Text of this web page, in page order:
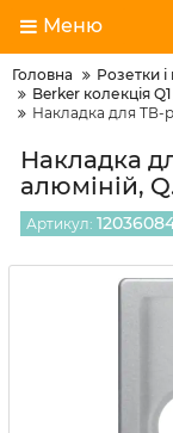
Меню
Головна Розетки і
Berker колекція
Накладка для ТВ-
Накладка
алюміній,
Артикул: